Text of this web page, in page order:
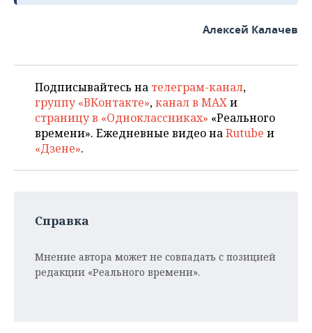
Алексей Калачев
Подписывайтесь на телеграм-канал,
группу «ВКонтакте»,канал в MAXи
страницу в «Одноклассниках» «Реального
времени». Ежедневные видео наRutube и
«Дзене».
Справка
Мнение автора может не совпадать с позицией
редакции «Реального времени».